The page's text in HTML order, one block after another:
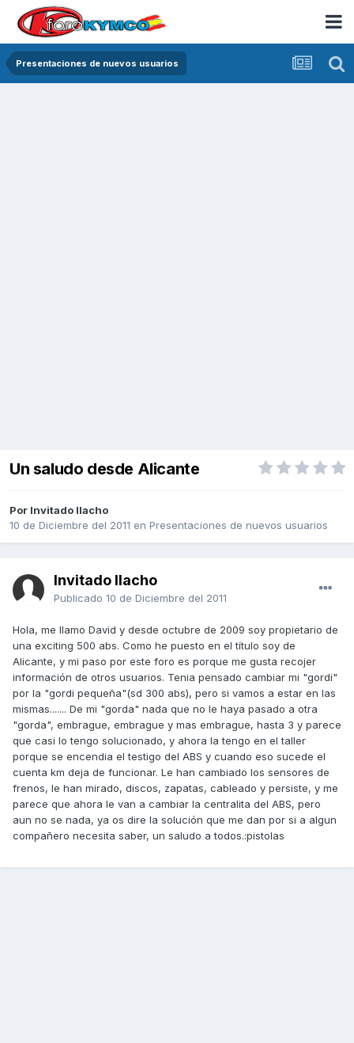
Presentaciones de nuevos usuarios
Un saludo desde Alicante
Por Invitado llacho
10 de Diciembre del 2011 en Presentaciones de nuevos usuarios
Invitado llacho
Publicado 10 de Diciembre del 2011
Hola, me llamo David y desde octubre de 2009 soy propietario de
una exciting 500 abs. Como he puesto en el título soy de
Alicante, y mi paso por este foro es porque me gusta recojer
información de otros usuarios. Tenia pensado cambiar mi "gordi"
por la "gordi pequeña"(sd 300 abs), pero si vamos a estar en las
mismas....... De mi "gorda" nada que no le haya pasado a otra
"gorda", embrague, embrague y mas embrague, hasta 3 y parece
que casi lo tengo solucionado, y ahora la tengo en el taller
porque se encendia el testigo del ABS y cuando eso sucede el
cuenta km deja de funcionar. Le han cambiado los sensores de
frenos, le han mirado, discos, zapatas, cableado y persiste, y me
parece que ahora le van a cambiar la centralita del ABS, pero
aun no se nada, ya os dire la solución que me dan por si a algun
compañero necesita saber, un saludo a todos.:pistolas